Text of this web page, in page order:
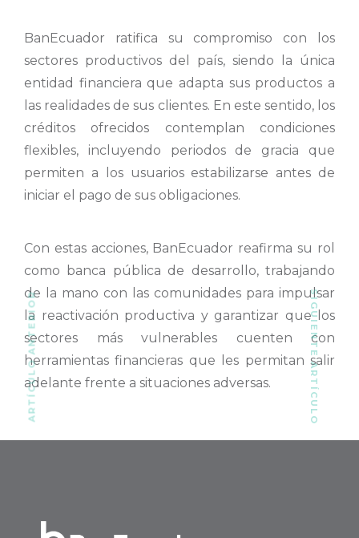
BanEcuador ratifica su compromiso con los
sectores productivos del país, siendo la única
entidad financiera que adapta sus productos a
las realidades de sus clientes. En este sentido, los
créditos ofrecidos contemplan condiciones
flexibles, incluyendo periodos de gracia que
permiten a los usuarios estabilizarse antes de
iniciar el pago de sus obligaciones.
Con estas acciones, BanEcuador reafirma su rol
como banca pública de desarrollo, trabajando
de la mano con las comunidades para impulsar
la reactivación productiva y garantizar que los
sectores más vulnerables cuenten con
herramientas financieras que les permitan salir
adelante frente a situaciones adversas.
ARTÍCULO ANTERIOR SIGUIENTE ARTÍCULO